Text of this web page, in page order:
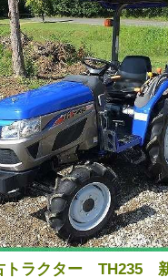
ラクター TH235 新